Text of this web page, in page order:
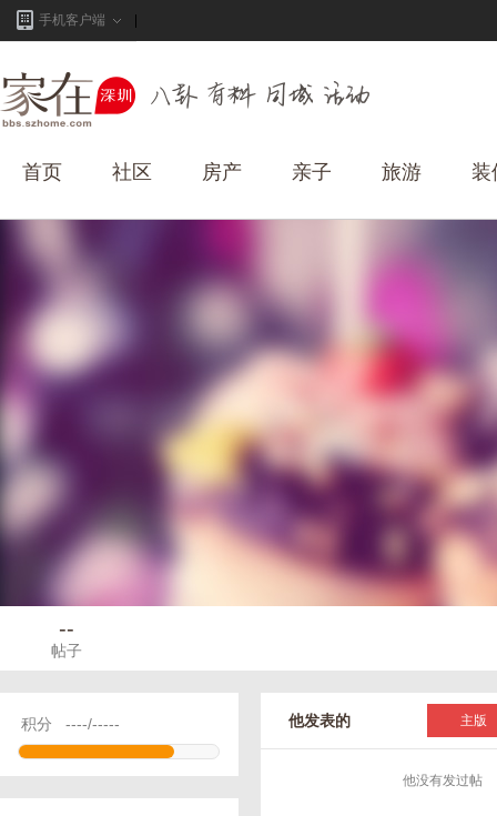
手机客户端
首页 社区 房产 亲子 旅游 装
--
帖子
积分 ----/----- 他发表的 主版
他没有发过帖